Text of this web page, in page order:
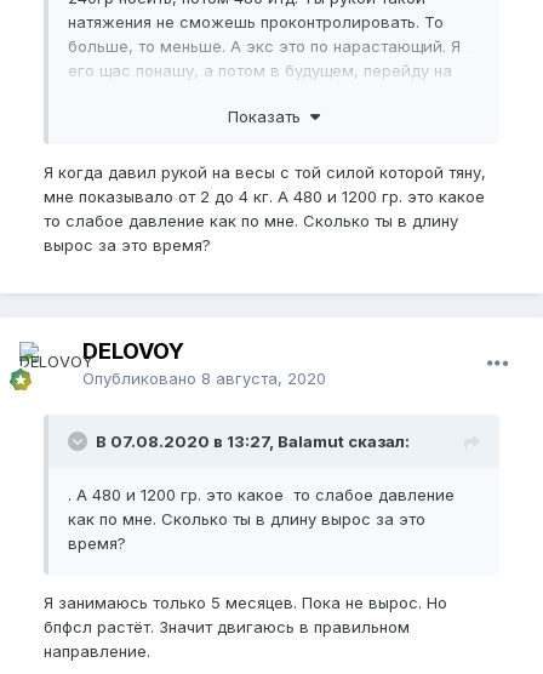
натяжения не сможешь проконтролировать. То
больше, то меньше. А экс это по нарастающий. Я
его щас понашу, а потом в будущем, перейду на
тянуть! Возможно это не 2 часа тяги будет. Но пусть
Показать
Я когда давил рукой на весы с той силой которой тяну,
мне показывало от 2 до 4 кг. А 480 и 1200 гр. это какое
то слабое давление как по мне. Сколько ты в длину
вырос за это время?
DELOVOY
Опубликовано 8 августа, 2020
В 07.08.2020 в 13:27, Balamut сказал:
. А 480 и 1200 гр. это какое то слабое давление
как по мне. Сколько ты в длину вырос за это
время?
Я занимаюсь только 5 месяцев. Пока не вырос. Но
бпфсл растёт. Значит двигаюсь в правильном
направление.